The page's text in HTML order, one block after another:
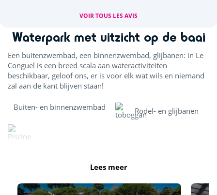
VOIR TOUS LES AVIS
Waterpark met uitzicht op de baai
Een buitenzwembad, een binnenzwembad, glijbanen: in Le
Conguel is een breed scala aan wateractiviteiten
beschikbaar, geloof ons, er is voor elk wat wils en niemand
zal aan de kant blijven staan!
Buiten- en binnenzwembad Rodel- en glijbanen
Lees meer